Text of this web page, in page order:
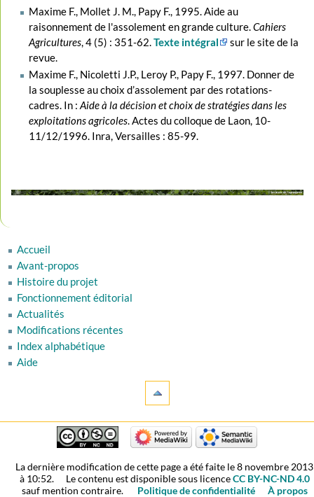
Maxime F., Mollet J. M., Papy F., 1995. Aide au
raisonnement de l'assolement en grande culture.Cahiers
Agricultures, 4 (5) : 351-62.Texte intégral
sur le site de la
revue.
Maxime F., Nicoletti J.P., Leroy P., Papy F., 1997. Donner de
la souplesse au choix d’assolement par des rotations-
cadres. In : Aide à la décision et choix de stratégies dans les
exploitations agricoles. Actes du colloque de Laon, 10-
11/12/1996. Inra, Versailles : 85-99.
Accueil
Avant-propos
Histoire du projet
Fonctionnement éditorial
Actualités
Modifications récentes
Index alphabétique
Aide
La dernière modification de cette page a été faite le 8 novembre 2013
à 10:52.
Le contenu est disponible sous licenceCC BY-NC-ND 4.0
sauf mention contraire.
Politique de confidentialité
À propos